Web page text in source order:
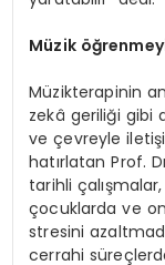
Müzik
Müzikterapinin
zekâ geriliği gibi
ve çevreyle
hatırlatan Prof.
tarihli
çocuklarda ve
stresini
cerrahi